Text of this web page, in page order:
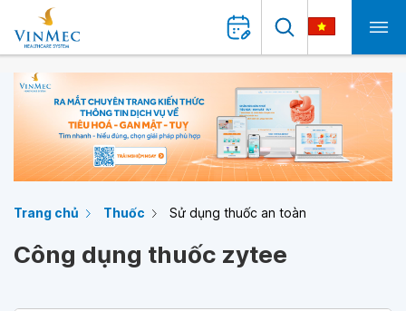
Trang chủ Thuốc Sử dụng thuốc an toàn
Công dụng thuốc zytee